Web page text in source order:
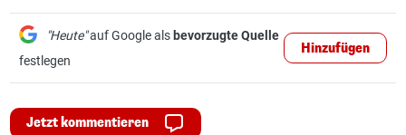
"Heute"auf Google als bevorzugte Quelle
festlegen
Hinzufügen
Jetzt kommentieren